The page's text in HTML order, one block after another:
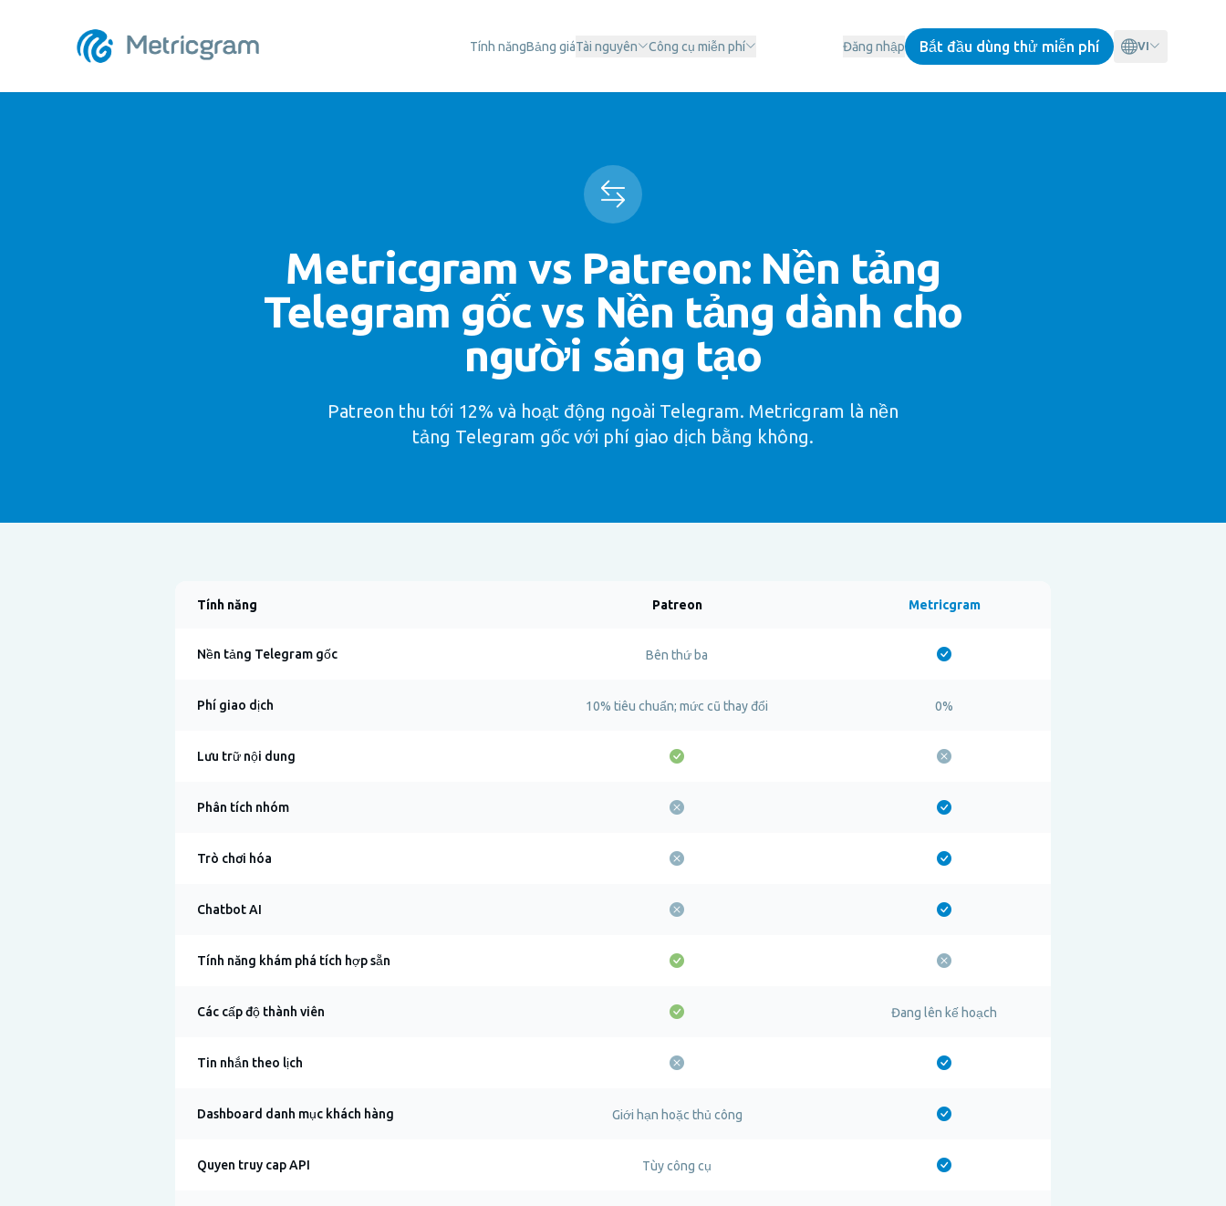
Tính năngBảng giáTài nguyên Công cụ miễn phí Đăng nhập Bắt đầu dùng thử miễn phí VI
Metricgram vs Patreon: Nền tảng
Telegram gốc vs Nền tảng dành cho
người sáng tạo
Patreon thu tới 12% và hoạt động ngoài Telegram. Metricgram là nền
tảng Telegram gốc với phí giao dịch bằng không.
Tính năng Patreon Metricgram
Nền tảng Telegram gốc Bên thứ ba
Phí giao dịch 10% tiêu chuẩn; mức cũ thay đổi 0%
Lưu trữ nội dung
Phân tích nhóm
Trò chơi hóa
Chatbot AI
Tính năng khám phá tích hợp sẵn
Các cấp độ thành viên Đang lên kế hoạch
Tin nhắn theo lịch
Dashboard danh mục khách hàng Giới hạn hoặc thủ công
Quyen truy cap API Tùy công cụ